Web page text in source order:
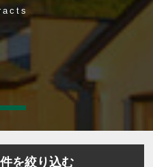
を絞り込む